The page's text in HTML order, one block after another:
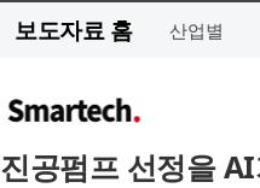
보도자료 홈 산업별
진공펌프 선정을